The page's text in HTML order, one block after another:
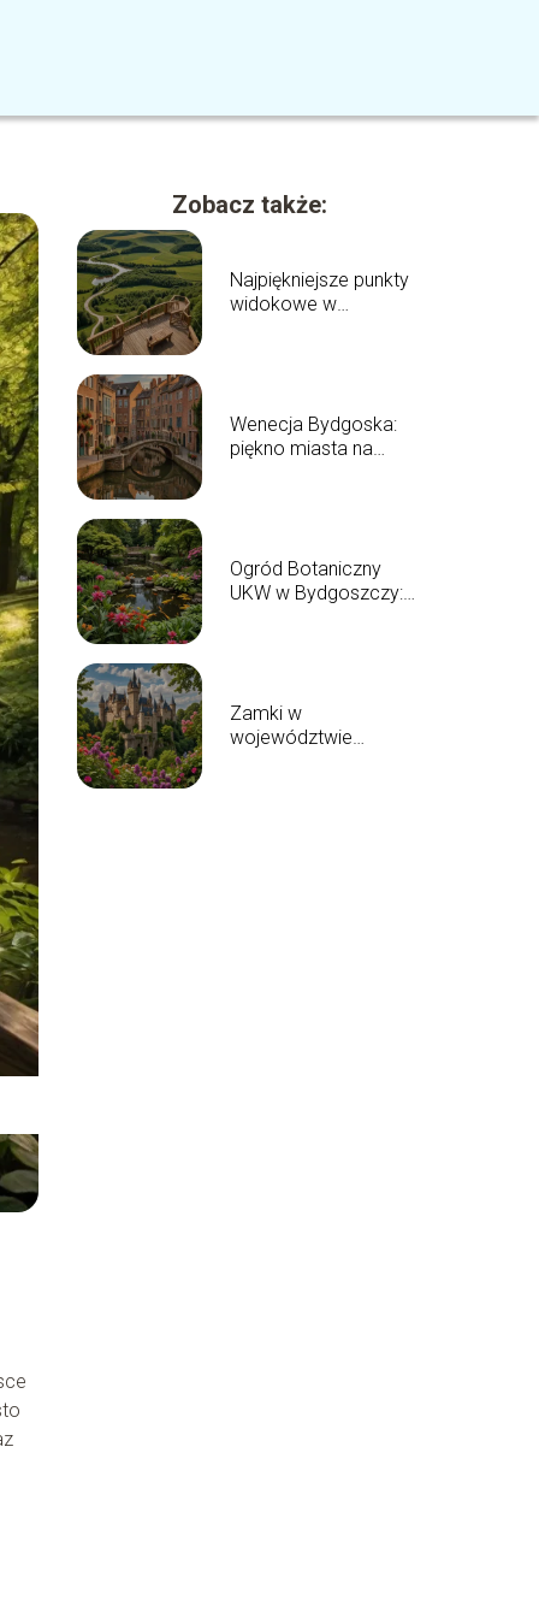
Zobacz także:
Najpiękniejsze punkty
widokowe w
Wenecja Bydgoska:
piękno miasta na
Ogród Botaniczny
UKW w Bydgoszczy:
Zamki w
województwie